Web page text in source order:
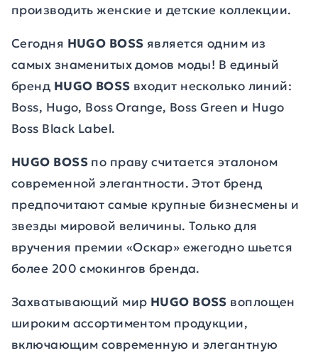
производить женские и детские коллекции.
Сегодня HUGO BOSS является одним из
самых знаменитых домов моды! В единый
бренд HUGO BOSS входит несколько линий:
Boss, Hugo, Boss Orange, Boss Green и Hugo
Boss Black Label.
HUGO BOSSпо праву считается эталоном
современной элегантности. Этот бренд
предпочитают самые крупные бизнесмены и
звезды мировой величины. Только для
вручения премии «Оскар» ежегодно шьется
более 200 смокингов бренда.
Захватывающий мир HUGO BOSS воплощен
широким ассортиментом продукции,
включающим современную и элегантную